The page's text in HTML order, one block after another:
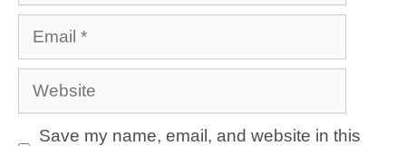
Email
Website
Save my name, email, and website in this